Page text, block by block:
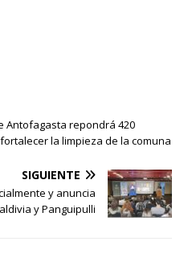
Antofagasta repondrá 420
la limpieza de la comuna
SIGUIENTE
y anuncia
y Panguipulli